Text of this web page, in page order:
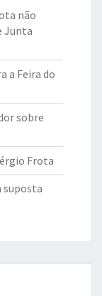
não
Junta
a Feira do
sobre
Frota
suposta